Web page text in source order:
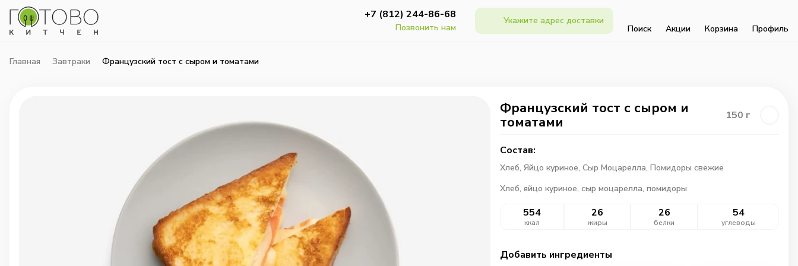
+7 (812) 244-86-68
Позвонить нам
Укажите адрес доставки
Поиск Акции Корзина Профиль
Главная Завтраки Французский тост с сыром и томатами
Французский тост с сыром и
томатами
150 г
Состав:
Хлеб, Яйцо куриное, Сыр Моцарелла, Помидоры свежие
Хлеб, яйцо куриное, сыр моцарелла, помидоры
554
ккал
26
жиры
26
белки
54
углеводы
Добавить ингредиенты